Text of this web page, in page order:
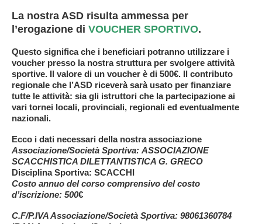
La nostra ASD risulta ammessa per
l’erogazione di VOUCHER SPORTIVO.
Questo significa che i beneficiari potranno utilizzare i
voucher presso la nostra struttura per svolgere attività
sportive. Il valore di un voucher è di 500€. Il contributo
regionale che l’ASD riceverà sarà usato per finanziare
tutte le attività: sia gli istruttori che la partecipazione ai
vari tornei locali, provinciali, regionali ed eventualmente
nazionali.
Ecco i dati necessari della nostra associazione
Associazione/Società Sportiva: ASSOCIAZIONE
SCACCHISTICA DILETTANTISTICA G. GRECO
Disciplina Sportiva: SCACCHI
Costo annuo del corso comprensivo del costo
d’iscrizione: 500€
C.F/P.IVA Associazione/Società Sportiva: 98061360784